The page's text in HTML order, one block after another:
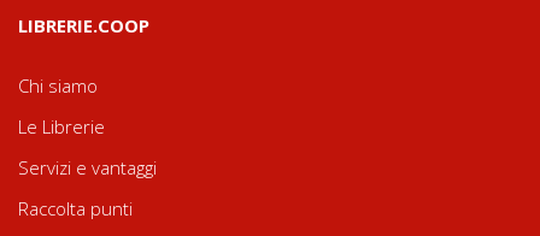
LIBRERIE.COOP
Chi siamo
Le Librerie
Servizi e vantaggi
Raccolta punti